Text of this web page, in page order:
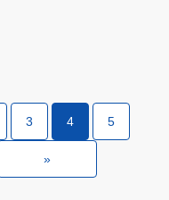
3 4 5
»